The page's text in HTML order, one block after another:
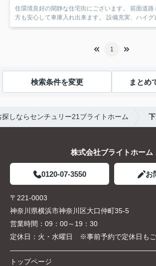
住環境良好の閑静な住宅街にございます。 前面道路
方も安心して車庫入れ出来ます。 設備充実、ハイグ
1
検索条件を変更 まとめ
しならセンチュリー21ブライトホーム
株式会社ブライトホーム
0120-07-3550 お
〒221-0003
神奈川県横浜市神奈川区大口仲町35-5
営業時間： 09：00～19：30
定休日： 火・水曜日 ※事前予約で定休日もご
トップページ